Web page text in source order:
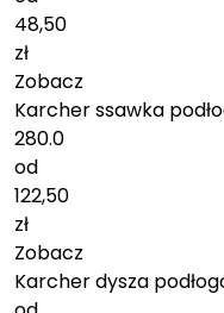
48,50
zł
Zobacz
Karcher ssawka
280.0
od
122,50
zł
Zobacz
Karcher dysza